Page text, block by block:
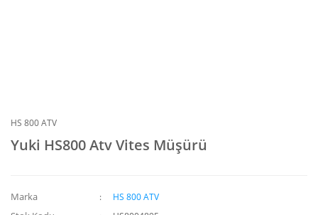
HS 800 ATV
Yuki HS800 Atv Vites Müşürü
Marka HS 800 ATV